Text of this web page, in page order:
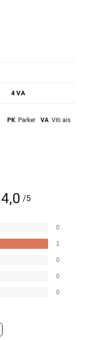
4 VA
PK: Parker VA: Viti ais
4,0 /5
0
1
0
0
0